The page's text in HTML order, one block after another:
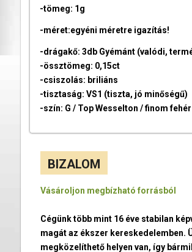
-tömeg: 1g
-méret:egyéni méretre igazítás!
-drágakő: 3db Gyémánt (valódi,
-össztömeg: 0,15ct
-csiszolás: briliáns
-tisztaság: VS1 (tiszta, jó minőségű)
-szín: G / Top Wesselton / finom fehér
BIZALOM
Vásároljon megbízható forrásból
Cégünk több mint 16 éve stabilan
magát az ékszer kereskedelemben.
megközelíthető helyen van, így